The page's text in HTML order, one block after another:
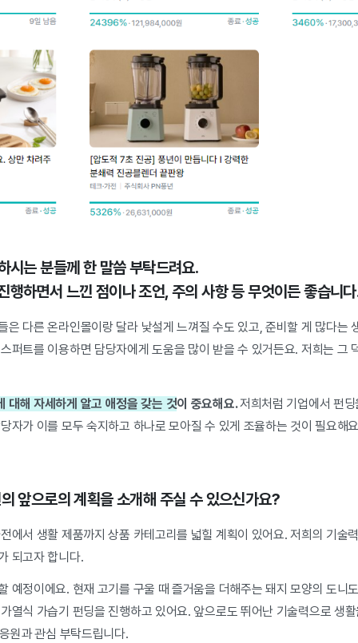
시는 분들께 한 말씀 부탁드려요.
행하면서 느낀 점이나 조언, 주의 사항 등 무엇이든 좋습니
은 다른 온라인몰이랑 달라 낯설게 느껴질 수도 있고, 준비할 게 많다는
퍼트를 이용하면 담당자에게 도움을 많이 받을 수 있거든요. 저희는 그
대해 자세하게 알고 애정을 갖는 것이 중요해요.저희처럼 기업에서 펀
자가 이를 모두 숙지하고 하나로 모아질 수 있게 조율하는 것이 필요해
앞으로의 계획을 소개해 주실 수 있으신가요?
에서 생활 제품까지 상품 카테고리를 넓힐 계획이 있어요. 저희의 기술
되고자 합니다.
예정이에요. 현재 고기를 구울 때 즐거움을 더해주는 돼지 모양의 도
열식 가습기 펀딩을 진행하고 있어요. 앞으로도 뛰어난 기술력으로 생
원과 관심 부탁드립니다.